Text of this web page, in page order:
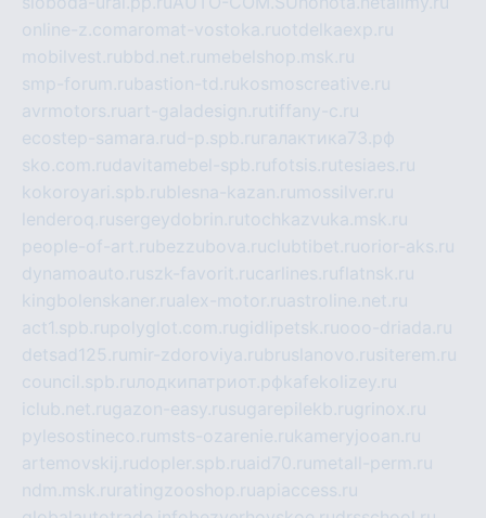
online-z.comaromat-vostoka.ruotdelkaexp.ru
mobilvest.rubbd.net.ru mebelshop.msk.ru
smp-forum.rubastion-td.rukosmoscreative.ru
avrmotors.ruart-galadesign.rutiffany-c.ru
ecostep-samara.rud-p.spb.ru галактика73.рф
sko.com.rudavitamebel-spb.rufotsis.rutesiaes.ru
kokoroyari.spb.rublesna-kazan.ru mossilver.ru
lenderoq.rusergeydobrin.rutochkazvuka.msk.ru
people-of-art.rubezzubova.ruclubtibet.ruorior-aks.ru
dynamoauto.ruszk-favorit.rucarlines.ruflatnsk.ru
kingbolenskaner.rualex-motor.ruastroline.net.ru
act1.spb.rupolyglot.com.rugidlipetsk.ruooo-driada.ru
detsad125.ru mir-zdoroviya.rubruslanovo.rusiterem.ru
council.spb.ruлодкипатриот.рфkafekolizey.ru
iclub.net.rugazon-easy.rusugarepilekb.rugrinox.ru
pylesostineco.ru msts-ozarenie.rukameryjooan.ru
artemovskij.rudopler.spb.ruaid70.ru metall-perm.ru
ndm.msk.ru ratingzooshop.ruapiaccess.ru